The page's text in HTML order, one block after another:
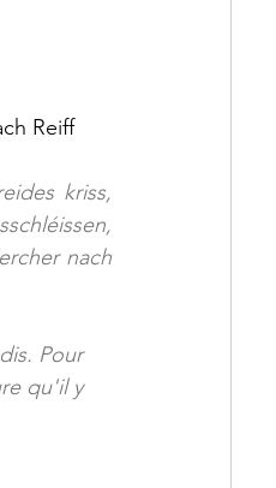
Reiff
kriss,
nach
Pour
qu'il y